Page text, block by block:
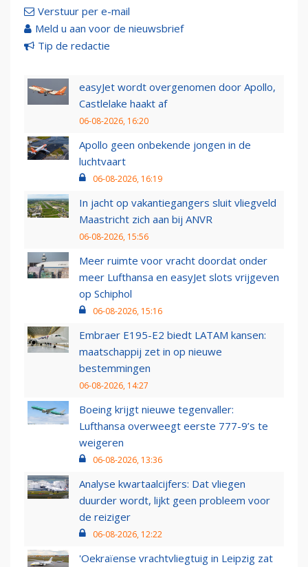
Verstuur per e-mail
Meld u aan voor de nieuwsbrief
Tip de redactie
easyJet wordt overgenomen door Apollo,
Castlelake haakt af
06-08-2026, 16:20
Apollo geen onbekende jongen in de
luchtvaart
06-08-2026, 16:19
In jacht op vakantiegangers sluit vliegveld
Maastricht zich aan bij ANVR
06-08-2026, 15:56
Meer ruimte voor vracht doordat onder
meer Lufthansa en easyJet slots vrijgeven
op Schiphol
06-08-2026, 15:16
Embraer E195-E2 biedt LATAM kansen:
maatschappij zet in op nieuwe
bestemmingen
06-08-2026, 14:27
Boeing krijgt nieuwe tegenvaller:
Lufthansa overweegt eerste 777-9’s te
weigeren
06-08-2026, 13:36
Analyse kwartaalcijfers: Dat vliegen
duurder wordt, lijkt geen probleem voor
de reiziger
06-08-2026, 12:22
'Oekraïense vrachtvliegtuig in Leipzig zat